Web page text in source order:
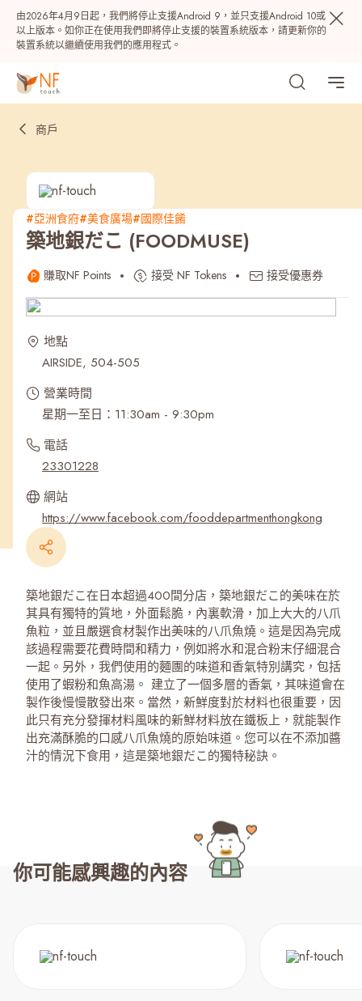
由2026年4月9日起，我們將停止支援Android 9，並只支援Android 10或
以上版本。如你正在使用我們即將停止支援的裝置系統版本，請更新你的
裝置系統以繼續使用我們的應用程式。
熱門
最近搜尋紀錄
商戶
#亞洲食府#美食廣場#國際佳餚
築地銀だこ (FOODMUSE)
賺取NF Points 接受 NF Tokens 接受優惠券
地點
AIRSIDE, 504-505
營業時間
星期一至日：11:30am - 9:30pm
電話
23301228
網站
https://www.facebook.com/fooddepartmenthongkong
築地銀だこ在日本超過400間分店，築地銀だこ的美味在於
其具有獨特的質地，外面鬆脆，內裏軟滑，加上大大的八爪
魚粒，並且嚴選食材製作出美味的八爪魚燒。這是因為完成
該過程需要花費時間和精力，例如將水和混合粉末仔細混合
一起。另外，我們使用的麵團的味道和香氣特別講究，包括
使用了蝦粉和魚高湯。 建立了一個多層的香氣，其味道會在
製作後慢慢散發出來。當然，新鮮度對於材料也很重要，因
此只有充分發揮材料風味的新鮮材料放在鐵板上，就能製作
出充滿酥脆的口感八爪魚燒的原始味道。您可以在不添加醬
汁的情況下食用，這是築地銀だこ的獨特秘訣。
你可能感興趣的內容